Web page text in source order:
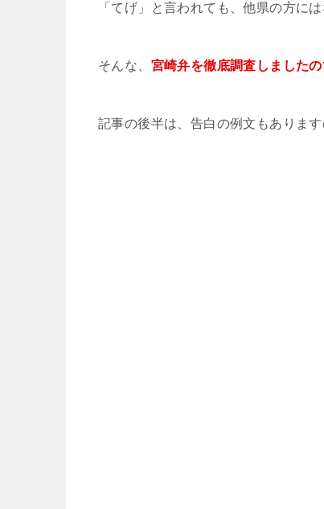
「てげ」と言われても、他県の方に
そんな、 宮崎弁を徹底調査しました
記事の後半は、告白の例文もありま